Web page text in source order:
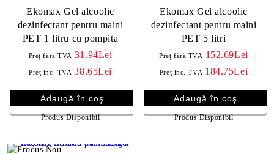
Ekomax Gel alcoolic
dezinfectant pentru maini
PET 1 litru cu pompita
Preţ fără TVA 31.94Lei
Preţ inc. TVA 38.65Lei
Produs Disponibil
Ekomax Gel alcoolic
dezinfectant pentru maini
PET 5 litri
Preţ fără TVA 152.69Lei
Preţ inc. TVA 184.75Lei
Produs Disponibil